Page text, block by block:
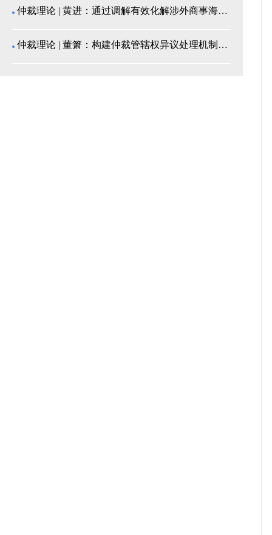
仲裁理论 | 黄进：通过调解有效化解涉外商事海事纠...
仲裁理论 | 董箫：构建仲裁管辖权异议处理机制的中...